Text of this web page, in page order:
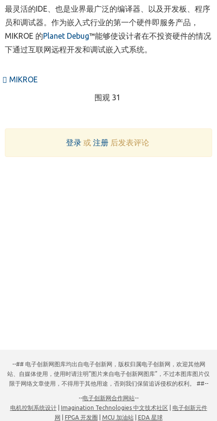
最灵活的IDE、也是业界最广泛的编译器、以及开发板、程序
员和调试器。作为嵌入式行业的第一个硬件即服务产品，
MIKROE 的Planet Debug™能够使设计者在不投资硬件的情况
下通过互联网远程开发和调试嵌入式系统。
MIKROE
围观 31
登录或 注册后发表评论
--## 电子创新网图库均出自电子创新网，版权归属电子创新网，欢迎其他网
站、自媒体使用，使用时请注明“图片来自电子创新网图库”，不过本图库图片仅
限于网络文章使用，不得用于其他用途，否则我们保留追诉侵权的权利。 ##--
--电子创新网合作网站--
电机控制系统设计| Imagination Technologies 中文技术社区
电子创新元件
网
FPGA 开发圈 MCU 加油站| EDA 星球